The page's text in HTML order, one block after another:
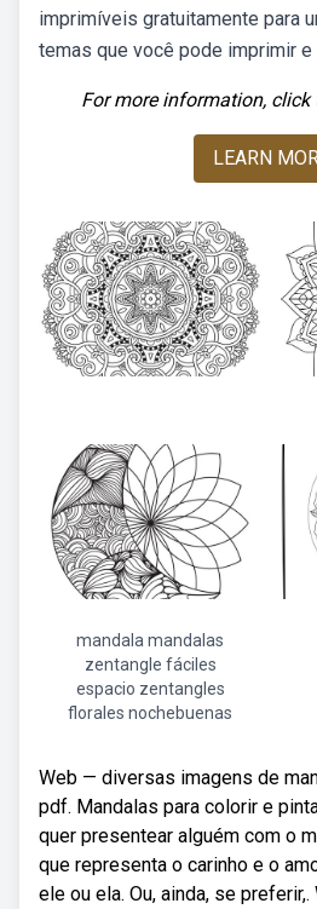
imprimíveis gratuitamente para
temas que você pode imprimir e
For more information, click
LEARN
mandala mandalas
zentangle fáciles
espacio zentangles
florales nochebuenas
Web — diversas imagens de
pdf. Mandalas para colorir e
quer presentear alguém com o
que representa o carinho e o
ele ou ela. Ou, ainda, se